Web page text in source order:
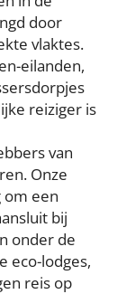
door
vlaktes.
eilanden,
reiziger is
van
Onze
om een
bij
onder de
eco-lodges,
reis op